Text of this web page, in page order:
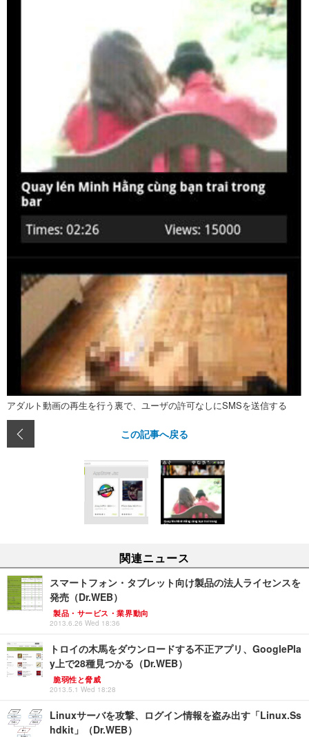
アダルト動画の再生を行う裏で、ユーザの許可なしにSMSを送信する
この記事へ戻る
関連ニュース
スマートフォン・タブレット向け製品の法人ライセンスを
発売（Dr.WEB）
製品・サービス・業界動向
2013.6.26 Wed 18:36
トロイの木馬をダウンロードする不正アプリ、GooglePla
y上で28種見つかる（Dr.WEB）
脆弱性と脅威
2013.5.1 Wed 18:28
Linuxサーバを攻撃、ログイン情報を盗み出す「Linux.Ss
hdkit」（Dr.WEB）